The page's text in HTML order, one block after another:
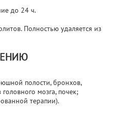
до 24 ч.
Полностью удаляется из
полости, бронхов,
мозга, почек;
терапии).